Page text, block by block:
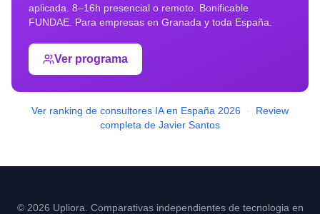
aplicada. 8–16h presencial o remoto. Bonificable
FUNDAE. Para empresas en Granada y toda España.
Ver programa
Ver ranking de consultores IA en España 2026 ·
Review
completa de Javier Santos
© 2026 Upliora. Comparativas independientes de tecnologia en